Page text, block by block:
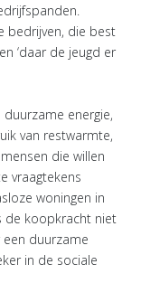
bedrijven, die best
‘daar de jeugd er
energie,
van restwarmte,
die willen
vraagtekens
woningen in
de koopkracht niet
duurzame
in de sociale